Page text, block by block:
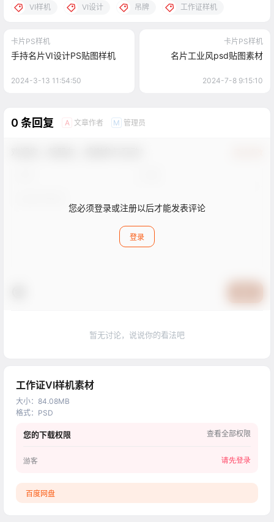
VI样机 VI设计 吊牌 工作证样机
卡片PS样机
手持名片VI设计PS贴图样机
2024-3-13 11:54:50
卡片PS样机
名片工业风psd贴图素材
2024-7-8 9:15:10
0 条回复 A 文章作者 M 管理员
您必须登录或注册以后才能发表评论
登录
暂无讨论，说说你的看法吧
工作证VI样机素材
大小： 84.08MB
格式： PSD
您的下载权限 查看全部权限
游客 请先登录
百度网盘